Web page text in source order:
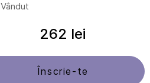
Vândut
262 lei
Înscrie-te